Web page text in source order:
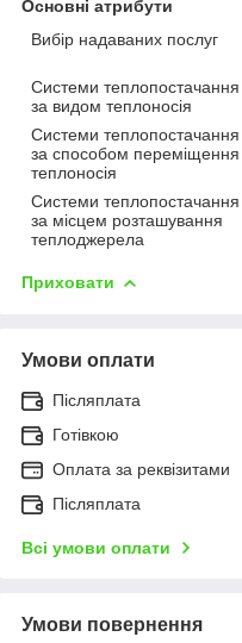
Основні атрибути
Вибір надаваних послуг
Системи теплопостачання
за видом теплоносія
Системи теплопостачання
за способом переміщення
теплоносія
Системи теплопостачання
за місцем розташування
теплоджерела
Приховати
Умови оплати
Післяплата
Готівкою
Оплата за реквізитами
Післяплата
Всі умови оплати
Умови повернення